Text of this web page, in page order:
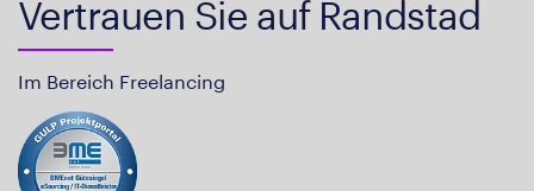
Vertrauen Sie auf Randstad
Im Bereich Freelancing